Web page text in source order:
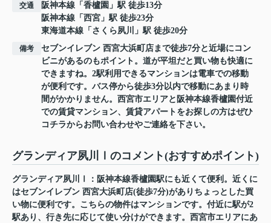
交通 阪神本線 「 香櫨園 」駅 徒歩13分
阪神本線 「 西宮 」駅 徒歩23分
東海道本線 「 さくら夙川 」駅 徒歩20分
備考
セブンイレブン 西宮大浜町店まで徒歩7分と近場にコン
ビニがあるのもポイント。道が平坦だと買い物も快適に
できますね。2駅利用できるマンションは電車での移動
が便利です。バス停から徒歩3分以内で移動にあまり時
間がかかりません。西宮市エリアと阪神本線香櫨園付近
での賃貸マンション、賃貸アパートをお探しの方はぜひ
コチラからお問い合わせやご連絡を下さい。
グランディア夙川Ⅰのコメント(おすすめポイント)
グランディア夙川Ⅰ：阪神本線香櫨園駅にも近くて便利。近くに
はセブンイレブン 西宮大浜町店(徒歩7分)がありちょっとした買
い物に便利です。こちらの物件はマンションです。付近に駅が2
駅あり、行き先に応じて使い分けができます。西宮市エリアにあ